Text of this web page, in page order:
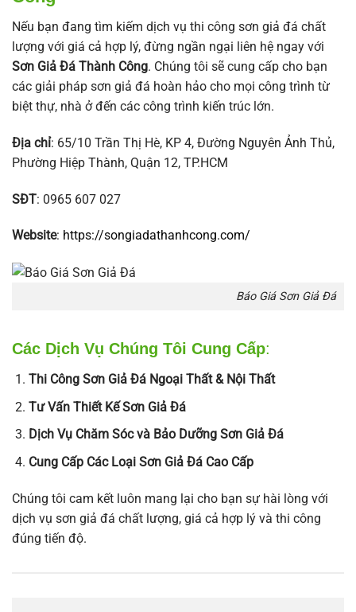
Nếu bạn đang tìm kiếm dịch vụ thi công sơn giả đá chất
lượng với giá cả hợp lý, đừng ngần ngại liên hệ ngay với
Sơn Giả Đá Thành Công. Chúng tôi sẽ cung cấp cho bạn
các giải pháp sơn giả đá hoàn hảo cho mọi công trình từ
biệt thự, nhà ở đến các công trình kiến trúc lớn.
Địa chỉ: 65/10 Trần Thị Hè, KP 4, Đường Nguyên Ảnh Thủ,
Phường Hiệp Thành, Quận 12, TP.HCM
SĐT: 0965 607 027
Website: https://songiadathanhcong.com/
Báo Giá Sơn Giả Đá
Các Dịch Vụ Chúng Tôi Cung Cấp:
Thi Công Sơn Giả Đá Ngoại Thất & Nội Thất
Tư Vấn Thiết Kế Sơn Giả Đá
Dịch Vụ Chăm Sóc và Bảo Dưỡng Sơn Giả Đá
Cung Cấp Các Loại Sơn Giả Đá Cao Cấp
Chúng tôi cam kết luôn mang lại cho bạn sự hài lòng với
dịch vụ sơn giả đá chất lượng, giá cả hợp lý và thi công
đúng tiến độ.